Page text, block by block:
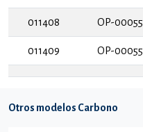
011408 OP-00055
011409 OP-00055
Otros modelos Carbono